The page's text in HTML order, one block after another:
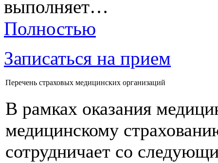
выполняет…
Полностью
Записаться на прием
Перечень страховых медицинских организаций
В рамках оказания
медицинскому
сотрудничает со